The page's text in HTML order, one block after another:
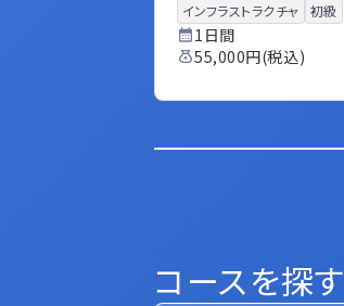
インフラストラクチャ 初級
1日間
55,000円(税込)
コースを探す